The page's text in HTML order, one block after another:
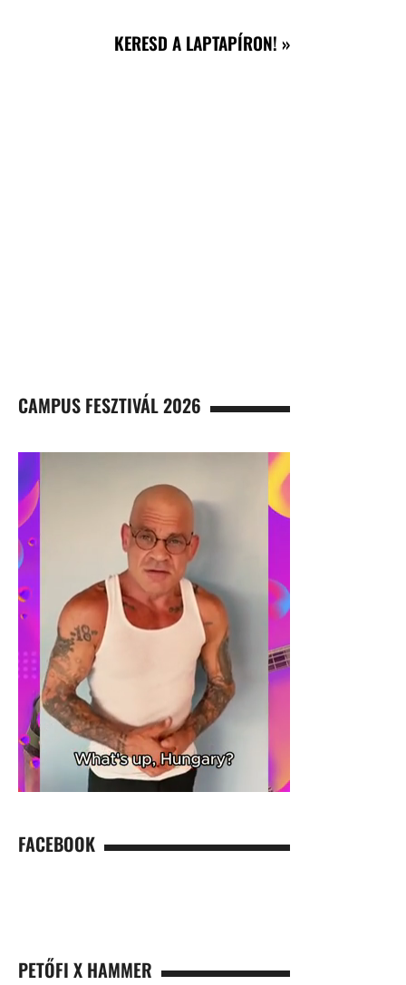
KERESD A LAPTAPÍRON! »
CAMPUS FESZTIVÁL 2026
FACEBOOK
PETŐFI X HAMMER